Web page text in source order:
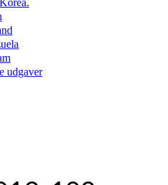
udgaver